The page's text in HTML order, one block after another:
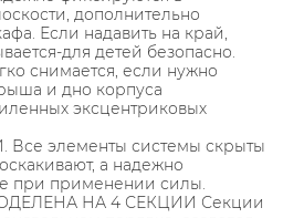
дополнительно
Если надавить на край,
для детей безопасно.
снимается, если нужно
и дно корпуса
эксцентриковых
элементы системы скрыты
а надежно
при применении силы.
НА 4 СЕКЦИИ Секции